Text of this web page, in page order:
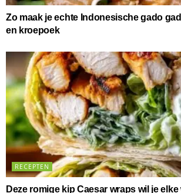
Zo maak je echte Indonesische gado
en kroepoek
RECEPTEN
Deze romige kip Caesar wraps wil je